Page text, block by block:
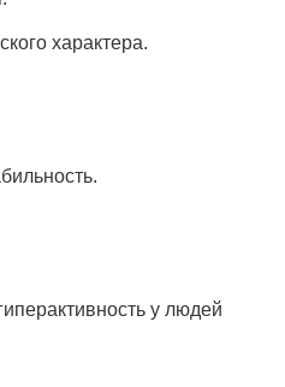
характера.
у людей